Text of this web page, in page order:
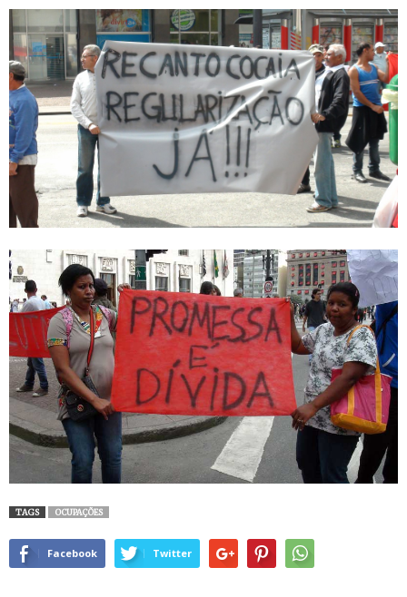
TAGS OCUPAÇÕES
Facebook Twitter